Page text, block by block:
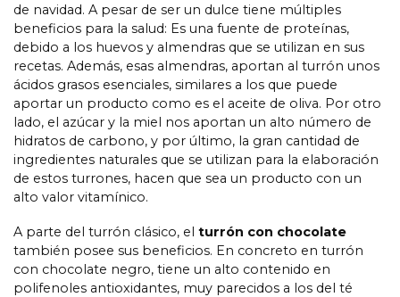
de navidad. A pesar de ser un dulce tiene múltiples
beneficios para la salud: Es una fuente de proteínas,
debido a los huevos y almendras que se utilizan en sus
recetas. Además, esas almendras, aportan al turrón unos
ácidos grasos esenciales, similares a los que puede
aportar un producto como es el aceite de oliva. Por otro
lado, el azúcar y la miel nos aportan un alto número de
hidratos de carbono, y por último, la gran cantidad de
ingredientes naturales que se utilizan para la elaboración
de estos turrones, hacen que sea un producto con un
alto valor vitamínico.
A parte del turrón clásico, el turrón con chocolate
también posee sus beneficios. En concreto en turrón
con chocolate negro, tiene un alto contenido en
polifenoles antioxidantes, muy parecidos a los del té